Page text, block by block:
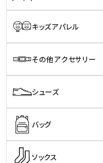
キッズアパレル
その他アクセサリー
シューズ
バッグ
ソックス